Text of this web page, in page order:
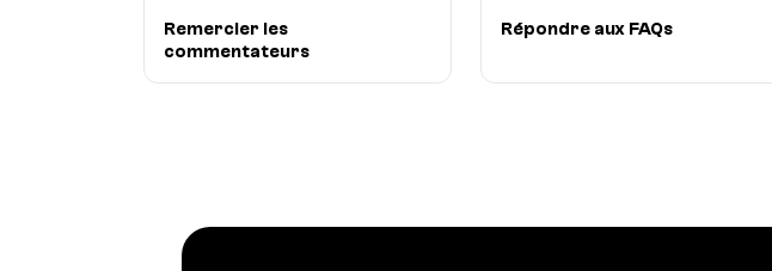
Remercier les
commentateurs
Répondre aux FAQs